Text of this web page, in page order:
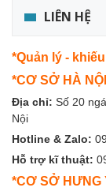
LIÊN HỆ
*Quản lý -
*CƠ SỞ HÀ
Địa chỉ: Số 20
Nội
Hotline & Zalo:
Hỗ trợ kĩ thuật:
*CƠ SỞ HƯNG